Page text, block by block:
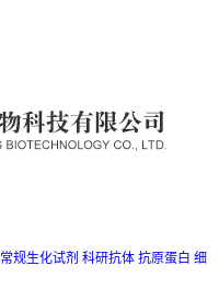
常规生化试剂 科研抗体 抗原蛋白 细